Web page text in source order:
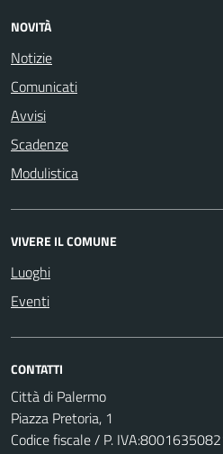
NOVITÀ
Notizie
Comunicati
Avvisi
Scadenze
Modulistica
VIVERE IL COMUNE
Luoghi
Eventi
CONTATTI
Città di Palermo
Piazza Pretoria, 1
Codice fiscale / P.